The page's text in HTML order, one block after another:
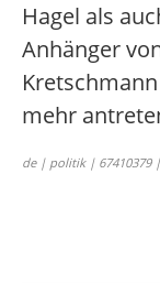
Hagel als
Anhänger
mehr
de | politik | 67410379 |